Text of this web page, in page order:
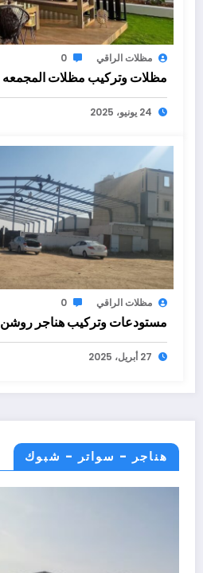
مظلات الراقي 0
مظلات وتركيب مظلات المجمعه
24 يونيو، 2025
مظلات الراقي 0
مستودعات وتركيب هناجر روشن
27 أبريل، 2025
هناجر - سواتر - شبوك